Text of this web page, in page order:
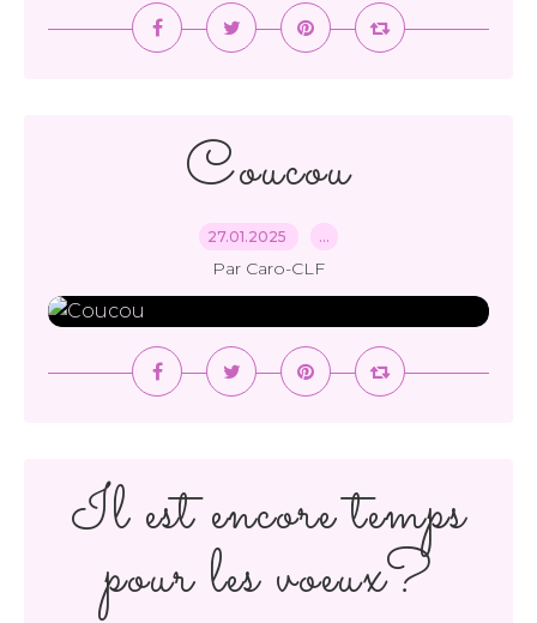
Coucou
27.01.2025 …
Par Caro-CLF
Il est encore temps
pour les voeux?